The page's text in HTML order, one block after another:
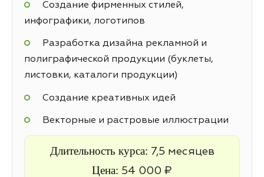
Создание фирменных стилей,
инфографики, логотипов
Разработка дизайна рекламной и
полиграфической продукции (буклеты,
листовки, каталоги продукции)
Создание креативных идей
Векторные и растровые иллюстрации
Длительность курса: 7,5 месяцев
Цена: 54 000 ₽